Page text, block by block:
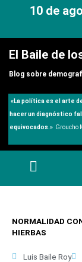
10 de
El Baile de
Blog sobre
«La política es el arte
hacer un diagnóstico
equivocados.» Groucho
NORMALIDAD
HIERBAS
Luis Baile Roy